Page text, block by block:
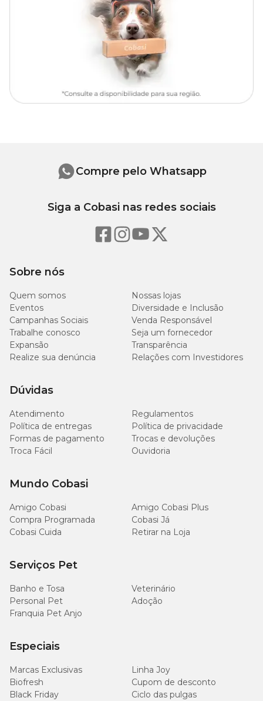
Sobre nós
Quem somos
Nossas lojas
Eventos
Diversidade e Inclusão
Campanhas Sociais
Venda Responsável
Trabalhe conosco
Seja um fornecedor
Expansão
Transparência
Realize sua denúncia
Relações com Investidores
Dúvidas
Atendimento
Regulamentos
Política de entregas
Política de privacidade
Formas de pagamento
Trocas e devoluções
Troca Fácil
Ouvidoria
Mundo Cobasi
Amigo Cobasi
Amigo Cobasi Plus
Compra Programada
Cobasi Já
Cobasi Cuida
Retirar na Loja
Serviços Pet
Banho e Tosa
Veterinário
Personal Pet
Adoção
Franquia Pet Anjo
Especiais
Marcas Exclusivas
Linha Joy
Biofresh
Cupom de desconto
Black Friday
Ciclo das pulgas
Compre pelo Whatsapp
Siga a Cobasi nas redes sociais